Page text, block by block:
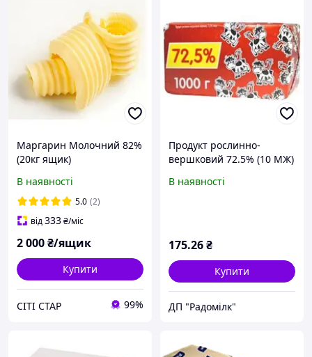
Маргарин Молочний 82%
(20кг ящик)
В наявності
5.0 (2)
від333₴/міс
2 000₴/ящик
Купити
СІТІ СТАР 99%
Продукт рослинно-
вершковий 72.5% (10 МЖ)
В наявності
175.26₴
Купити
ДП "Радомілк"